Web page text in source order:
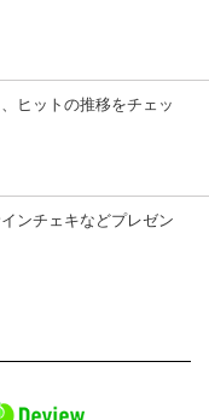
ヒットの推移をチェッ
ンチェキなどプレゼン